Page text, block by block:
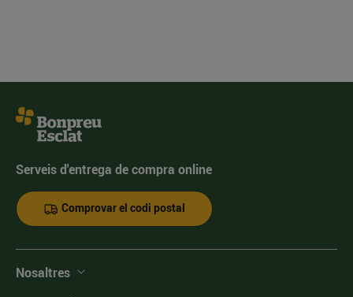
Serveis d'entrega de compra online
Comprovar el codi postal
Nosaltres